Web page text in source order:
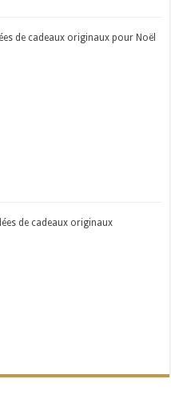
de cadeaux originaux pour Noël
de cadeaux originaux